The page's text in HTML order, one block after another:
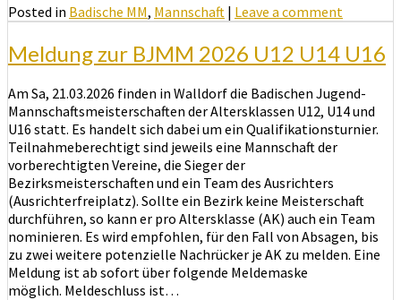
Posted in Badische MM, Mannschaft | Leave a comment
Meldung zur BJMM 2026 U12 U14 U16
Am Sa, 21.03.2026 finden in Walldorf die Badischen Jugend-
Mannschaftsmeisterschaften der Altersklassen U12, U14 und
U16 statt. Es handelt sich dabei um ein Qualifikationsturnier.
Teilnahmeberechtigt sind jeweils eine Mannschaft der
vorberechtigten Vereine, die Sieger der
Bezirksmeisterschaften und ein Team des Ausrichters
(Ausrichterfreiplatz). Sollte ein Bezirk keine Meisterschaft
durchführen, so kann er pro Altersklasse (AK) auch ein Team
nominieren. Es wird empfohlen, für den Fall von Absagen, bis
zu zwei weitere potenzielle Nachrücker je AK zu melden. Eine
Meldung ist ab sofort über folgende Meldemaske
möglich. Meldeschluss ist…